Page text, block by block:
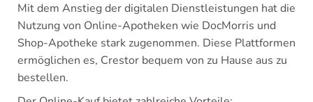
Mit dem Anstieg der digitalen Dienstleistungen hat die
Nutzung von Online-Apotheken wie DocMorris und
Shop-Apotheke stark zugenommen. Diese Plattformen
ermöglichen es, Crestor bequem von zu Hause aus zu
bestellen.